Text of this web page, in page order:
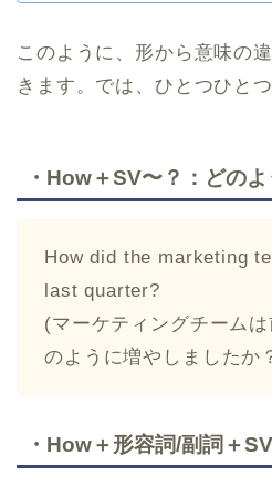
このように、形から意味の
きます。では、ひとつひと
・How＋SV〜？：どの
How did the marketing
last quarter?
(マーケティングチーム
のように増やしましたか
・How＋形容詞/副詞＋